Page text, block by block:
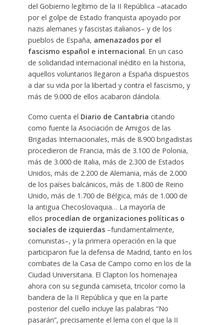
del Gobierno legítimo de la II República –atacado
por el golpe de Estado franquista apoyado por
nazis alemanes y fascistas italianos– y de los
pueblos de España, amenazados por el
fascismo español e internacional. En un caso
de solidaridad internacional inédito en la historia,
aquellos voluntarios llegaron a España dispuestos
a dar su vida por la libertad y contra el fascismo, y
más de 9.000 de ellos acabaron dándola.
Como cuenta el Diario de Cantabria citando
como fuente la Asociación de Amigos de las
Brigadas Internacionales, más de 8.900 brigadistas
procedieron de Francia, más de 3.100 de Polonia,
más de 3.000 de Italia, más de 2.300 de Estados
Unidos, más de 2.200 de Alemania, más de 2.000
de los países balcánicos, más de 1.800 de Reino
Unido, más de 1.700 de Bélgica, más de 1.000 de
la antigua Checoslovaquia… La mayoría de
ellos procedían de organizaciones políticas o
sociales de izquierdas–fundamentalmente,
comunistas–, y la primera operación en la que
participaron fue la defensa de Madrid, tanto en los
combates de la Casa de Campo como en los de la
Ciudad Universitaria. El Clapton los homenajea
ahora con su segunda camiseta, tricolor como la
bandera de la II República y que en la parte
posterior del cuello incluye las palabras “No
pasarán”, precisamente el lema con el que la II